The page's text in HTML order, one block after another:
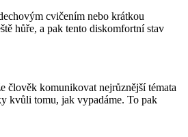
cvičením nebo krátkou
hůře, a pak tento diskomfortní stav
člověk komunikovat nejrůznější témata
kvůli tomu, jak vypadáme. To pak